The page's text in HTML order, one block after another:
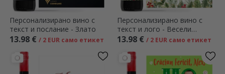
Персонализирано вино с
текст и послание - Злато
13.98 € / 2 EUR само етикет
Персонализирано вино с
текст и лого - Весели
празници!
13.98 € / 2 EUR само етикет